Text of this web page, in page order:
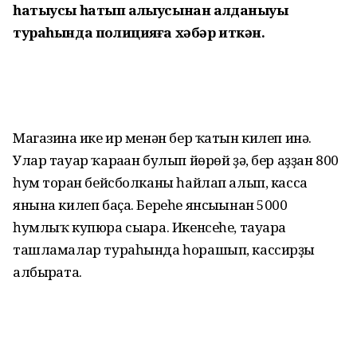
һатыусы һатып алыусынан алданыуы
тураһында полицияға хәбәр иткән.
Магазинға ике ир менән бер ҡатын килеп инә.
Улар тауар ҡараған булып йөрөй ҙә, бер аҙҙан 800
һум торған бейсболканы һайлап алып, касса
янына килеп баҫа. Береһе янсығынан 5000
һумлыҡ купюра сығара. Икенсеһе, тауарға
ташламалар тураһында һорашып, кассирҙы
албырғата.